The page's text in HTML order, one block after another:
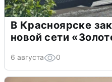
В Красноярске
новой сети
6 августа 0